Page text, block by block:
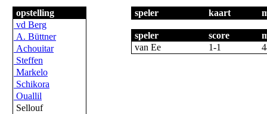
opstelling
vd Berg
A. Büttner
Achouitar
Steffen
Markelo
Schikora
Ouallil
Sellouf
speler kaart
speler score
van Ee
1-1